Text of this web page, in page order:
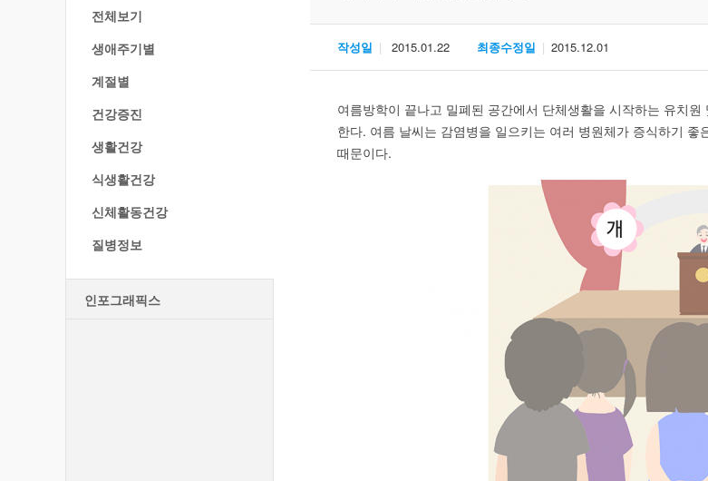
작성일 2015.01.22 최종수정일 2015.12.01
여름방학이 끝나고 밀폐된 공간에서 단체생활을 시작하는 유치
한다. 여름 날씨는 감염병을 일으키는 여러 병원체가 증식하기
때문이다.
전체보기
생애주기별
계절별
건강증진
생활건강
식생활건강
신체활동건강
질병정보
인포그래픽스